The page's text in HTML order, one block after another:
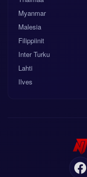
Myanmar
Malesia
Filippiinit
Inter Turku
Lahti
Ilves